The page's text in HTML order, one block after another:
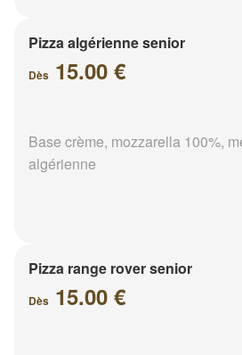
Pizza algérienne senior
Dès 15.00 €
Base crème, mozzarella 100%,
algérienne
Pizza range rover senior
Dès 15.00 €